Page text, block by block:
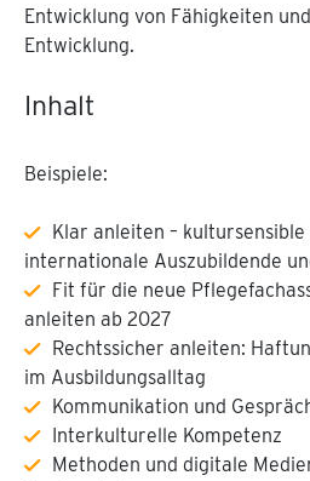
Entwicklung von Fähigkeiten
Entwicklung.
Inhalt
Beispiele:
Klar anleiten –
internationale Auszubildende
Fit für die neue
anleiten ab 2027
Rechtssicher anleiten:
im Ausbildungsalltag
Kommunikation und
Interkulturelle Kompetenz
Methoden und digitale